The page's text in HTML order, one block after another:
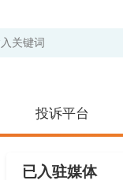
投诉平台
已入驻媒体